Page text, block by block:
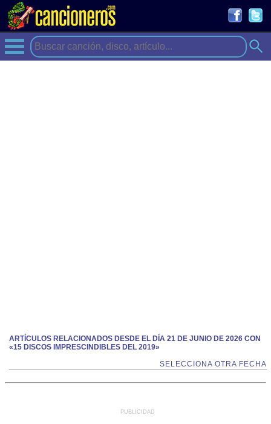
ARTÍCULOS RELACIONADOS DESDE EL DÍA 21 DE JUNIO DE 2026 CON
«15 DISCOS IMPRESCINDIBLES DEL 2019»
SELECCIONA OTRA FECHA
PUBLICIDAD